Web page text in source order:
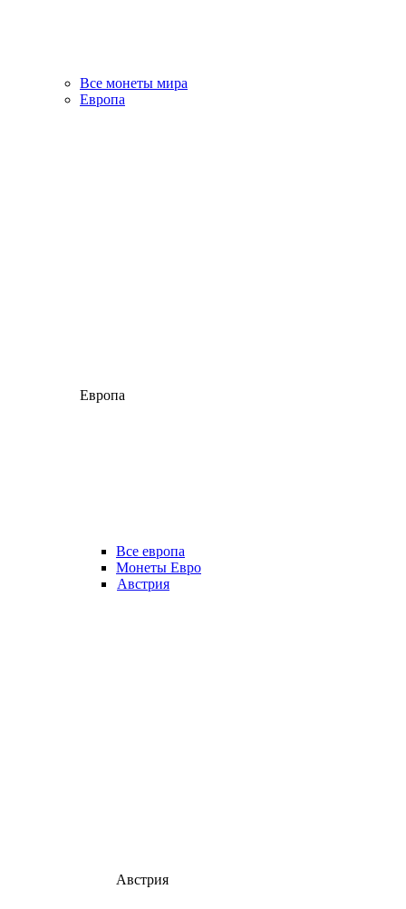
Все монеты мира
Европа
Европа
Все европа
Монеты Евро
Австрия
Австрия